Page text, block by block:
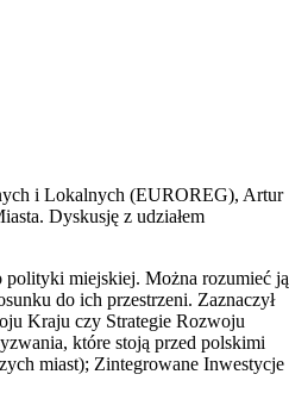
i Lokalnych (EUROREG), Artur
Dyskusję z udziałem
polityki miejskiej. Można rozumieć ją
do ich przestrzeni. Zaznaczył
Kraju czy Strategie Rozwoju
które stoją przed polskimi
miast); Zintegrowane Inwestycje